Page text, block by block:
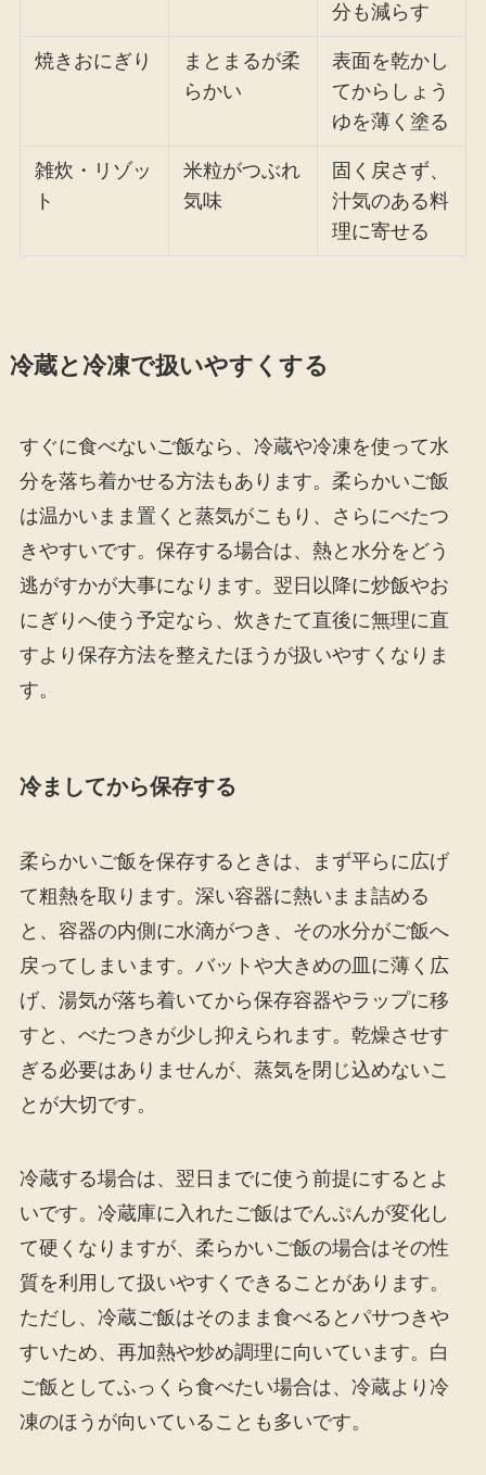
分も減らす
焼きおにぎり
まとまるが柔
らかい
表面を乾かし
てからしょう
ゆを薄く塗る
雑炊・リゾッ
ト
米粒がつぶれ
気味
固く戻さず、
汁気のある料
理に寄せる
冷蔵と冷凍で扱いやすくする
すぐに食べないご飯なら、冷蔵や冷凍を使って水
分を落ち着かせる方法もあります。柔らかいご飯
は温かいまま置くと蒸気がこもり、さらにべたつ
きやすいです。保存する場合は、熱と水分をどう
逃がすかが大事になります。翌日以降に炒飯やお
にぎりへ使う予定なら、炊きたて直後に無理に直
すより保存方法を整えたほうが扱いやすくなりま
す。
冷ましてから保存する
柔らかいご飯を保存するときは、まず平らに広げ
て粗熱を取ります。深い容器に熱いまま詰める
と、容器の内側に水滴がつき、その水分がご飯へ
戻ってしまいます。バットや大きめの皿に薄く広
げ、湯気が落ち着いてから保存容器やラップに移
すと、べたつきが少し抑えられます。乾燥させす
ぎる必要はありませんが、蒸気を閉じ込めないこ
とが大切です。
冷蔵する場合は、翌日までに使う前提にするとよ
いです。冷蔵庫に入れたご飯はでんぷんが変化し
て硬くなりますが、柔らかいご飯の場合はその性
質を利用して扱いやすくできることがあります。
ただし、冷蔵ご飯はそのまま食べるとパサつきや
すいため、再加熱や炒め調理に向いています。白
ご飯としてふっくら食べたい場合は、冷蔵より冷
凍のほうが向いていることも多いです。